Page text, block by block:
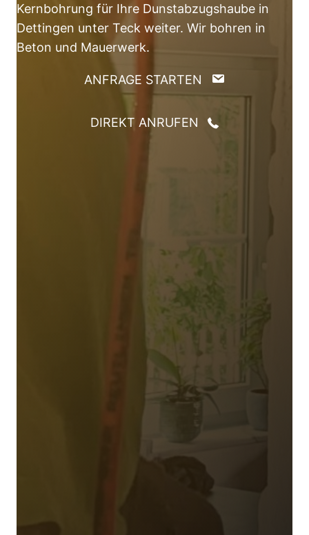
Kernbohrung für Ihre Dunstabzugshaube in
Dettingen unter Teck weiter. Wir bohren in
Beton und Mauerwerk.
ANFRAGE STARTEN
DIREKT ANRUFEN